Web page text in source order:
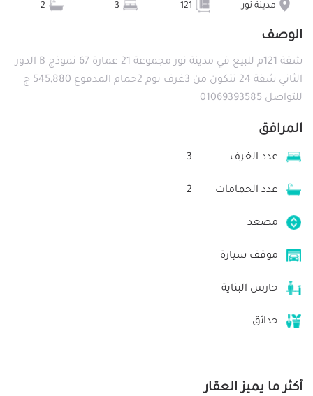
مدينة نور
الوصف
شقة 121م للبيع في مدينة نور مجموعة 21 عمارة 67 نموذج B الدور
الثاني شقة 24 تتكون من 3غرف نوم 2حمام المدفوع 545,880 ج
للتواصل 01069393585
المرافق
عدد الغرف 3
عدد الحمامات 2
مصعد
موقف سيارة
حارس البناية
حدائق
أكثر ما يميز العقار